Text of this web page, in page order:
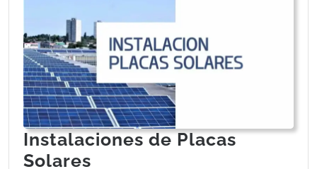
Instalaciones de Placas
Solares